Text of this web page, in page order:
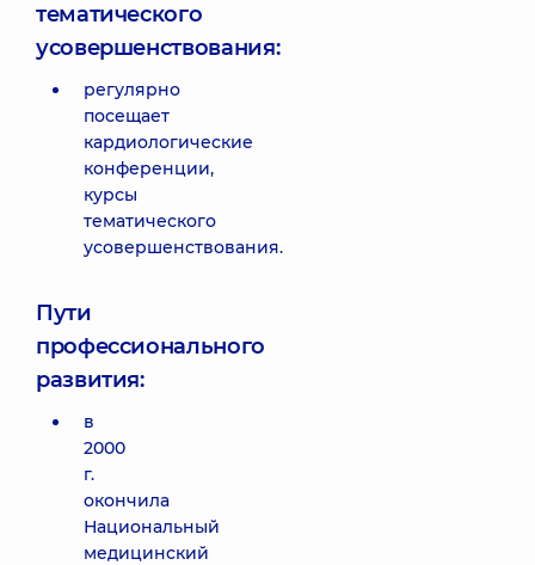
тематического
усовершенствования:
регулярно
посещает
кардиологические
конференции,
курсы
тематического
усовершенствования.
Пути
профессионального
развития:
в
2000
г.
окончила
Национальный
медицинский